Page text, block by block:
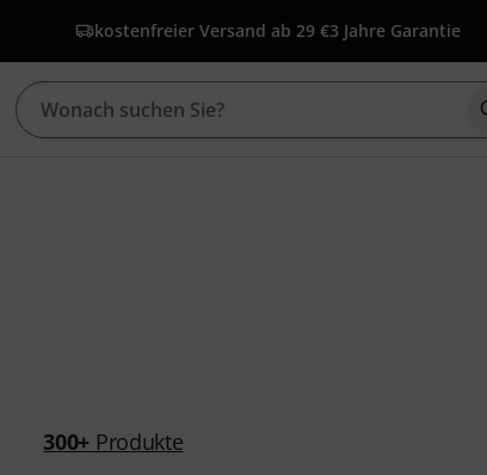
kostenfreier Versand ab 29 €3 Jahre Garantie
300+ Produkte